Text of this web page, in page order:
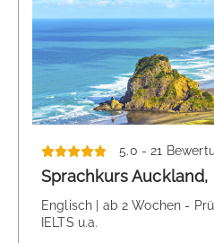
5.0 - 21
Sprachkurs
Englisch | ab 2 Wochen -
IELTS u.a.